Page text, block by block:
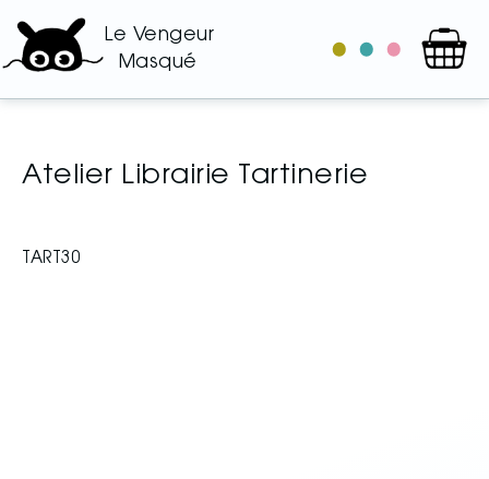
Le Vengeur
Masqué
le
les
les
Atelier Librairie Tartinerie
TART30